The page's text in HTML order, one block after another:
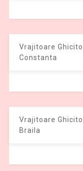
Vrajitoare
Constanta
Vrajitoare
Braila